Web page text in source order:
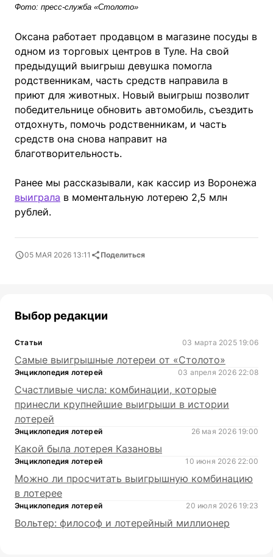
Фото: пресс-служба «Столото»
Оксана работает продавцом в магазине посуды в
одном из торговых центров в Туле. На свой
предыдущий выигрыш девушка помогла
родственникам, часть средств направила в
приют для животных. Новый выигрыш позволит
победительнице обновить автомобиль, съездить
отдохнуть, помочь родственникам, и часть
средств она снова направит на
благотворительность.
Ранее мы рассказывали, как кассир из Воронежа
выиграла в моментальную лотерею 2,5 млн
рублей.
05 МАЯ 2026 13:11 Поделиться
Выбор редакции
Статьи 03 марта 2025 19:06
Самые выигрышные лотереи от «Столото»
Энциклопедия лотерей 03 апреля 2026 22:08
Счастливые числа: комбинации, которые
принесли крупнейшие выигрыши в истории
лотерей
Энциклопедия лотерей 26 мая 2026 19:00
Какой была лотерея Казановы
Энциклопедия лотерей 10 июня 2026 22:00
Можно ли просчитать выигрышную комбинацию
в лотерее
Энциклопедия лотерей 20 июля 2026 19:23
Вольтер: философ и лотерейный миллионер